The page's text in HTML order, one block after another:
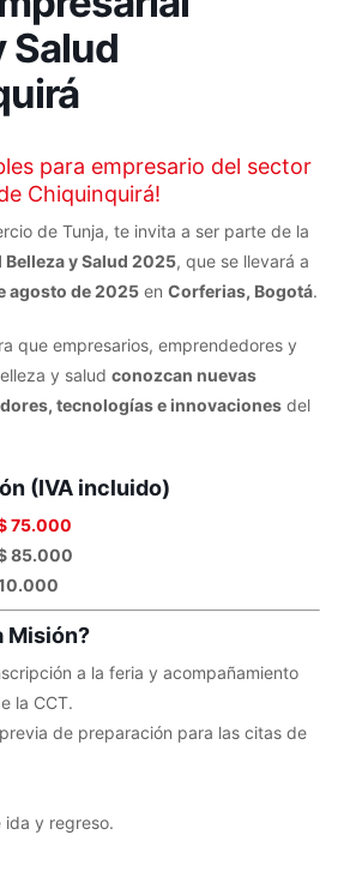
Salud
para empresario del sector
Chiquinquirá!
de Tunja, te invita a ser parte de la
y Salud 2025, que se llevará a
agosto de 2025 en Corferias, Bogotá.
que empresarios, emprendedores y
y salud conozcan nuevas
tecnologías e innovaciones del
(IVA incluido)
75.000
85.000
Misión?
a la feria y acompañamiento
la CCT.
de preparación para las citas de
ida y regreso.